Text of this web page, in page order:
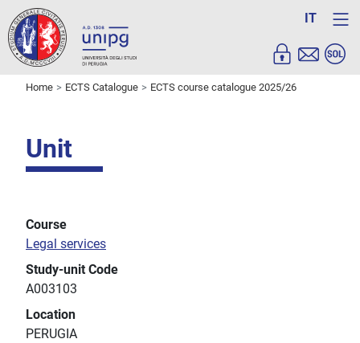
IT
Home ECTS Catalogue ECTS course catalogue 2025/26
Unit
Course
Legal services
Study-unit Code
A003103
Location
PERUGIA